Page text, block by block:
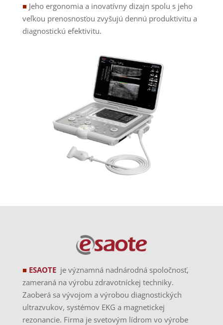
■Jeho ergonomia a inovatívny dizajn spolu s jeho
veľkou prenosnosťou zvyšujú dennú produktivitu a
diagnostickú efektivitu.
■ ESAOTE je významná nadnárodná spoločnosť,
zameraná na výrobu zdravotníckej techniky.
Zaoberá sa vývojom a výrobou diagnostických
ultrazvukov, systémov EKG a magnetickej
rezonancie. Firma je svetovým lídrom vo výrobe